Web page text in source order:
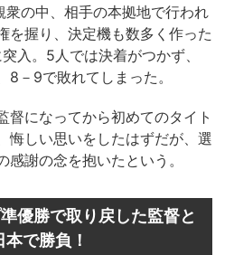
の中、相手の本拠地で行われ
を握り、決定機も数多く作った
入。5人では決着がつかず、
－9で敗れてしまった。
になってから初めてのタイト
悔しい思いをしたはずだが、選
謝の念を抱いたという。
優勝で取り戻した監督と
で勝負！